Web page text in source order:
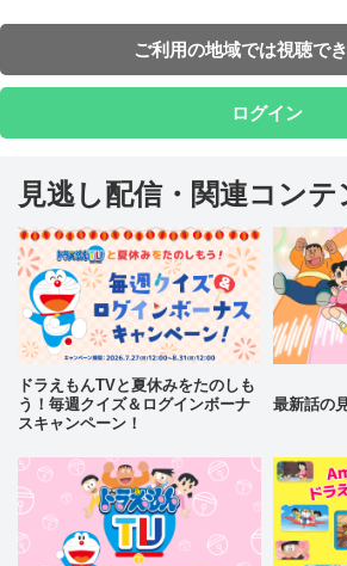
る。ドラえもんから、一定期間お金を引き出せな
ら、利息が1時間二割になると聞いたスネ夫は、
一年間あずけると言い出すが…!?
ご利用の地域では視聴で
ログイン
見逃し配信・関連コンテ
ドラえもんTVと夏休みをたのしも
う！毎週クイズ＆ログインボーナ
スキャンペーン！
最新話の